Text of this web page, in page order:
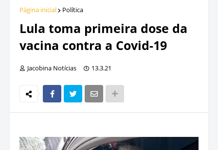
Página inicial Política
Lula toma primeira dose da
vacina contra a Covid-19
Jacobina Notícias 13.3.21